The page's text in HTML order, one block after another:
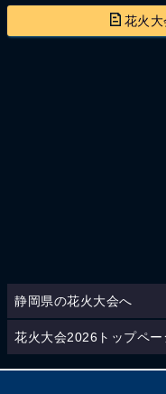
花火
静岡県の花火大会へ
花火大会2026トップペー